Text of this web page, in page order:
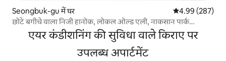
Seongbuk-gu में घर औसत रेटिंग 5 में से
4.99 (287)
छोटे बगीचे वाला निजी हानोक, लोकल ओल्ड एली, नाकसान पार्क
[SpaceMODA]
एयर कंडीशनिंग की सुविधा वाले किराए पर
उपलब्ध अपार्टमेंट